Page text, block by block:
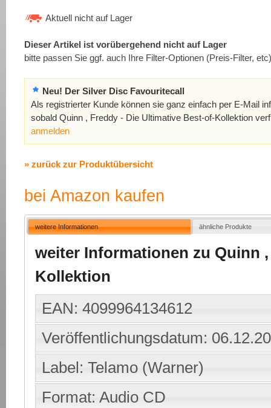
Aktuell nicht auf Lager
Dieser Artikel ist vorübergehend nicht auf Lager
bitte passen Sie ggf. auch Ihre Filter-Optionen (Preis-Filter,
Neu! Der Silver Disc Favouritecall
Als registrierter Kunde können sie ganz einfach per E-Mail
sobald Quinn , Freddy - Die Ultimative Best-of-Kollektion
anmelden
» zurück zur Produktübersicht
bei Amazon kaufen
weitere Informationen ähnliche Produkte
weiter Informationen zu Quinn
Kollektion
EAN: 4099964134612
Veröffentlichungsdatum:
Label: Telamo (Warner)
Format: Audio CD